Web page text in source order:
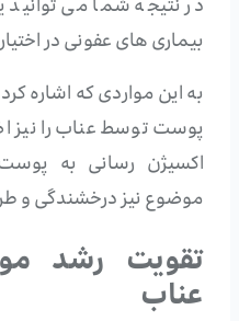
در نتیجه شما می
بیماری های عفونی در
به این مواردی که اشاره
پوست توسط عناب را نیز
اکسیژن رسانی به پوست
موضوع نیز درخشندگی و
تقویت رشد
عناب